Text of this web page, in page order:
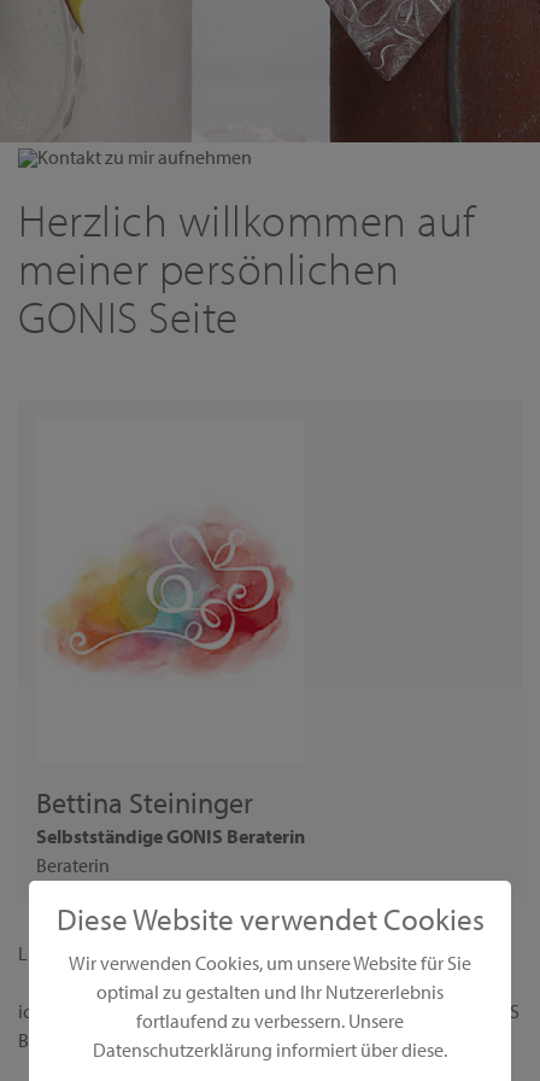
Diese Website verwendet Cookies
Wir verwenden Cookies, um unsere Website für Sie
optimal zu gestalten und Ihr Nutzererlebnis
fortlaufend zu verbessern. Unsere
Datenschutzerklärung informiert über diese.
Kontakt zu mir aufnehmen
Herzlich willkommen auf
meiner persönlichen
GONIS Seite
Bettina Steininger
Selbstständige GONIS Beraterin
Beraterin
Liebe Interessentin,
ich begrüße dich ganz herzlich auf meiner persönlichen GONIS
Beraterseite!